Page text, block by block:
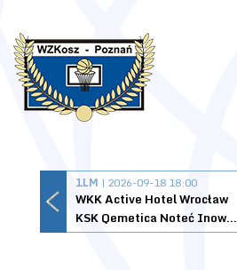
1LM | 2026-09-18 18:00
WKK Active Hotel Wrocław
KSK Qemetica Noteć Inowrocław